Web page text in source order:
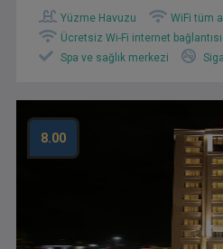
Yüzme Havuzu
WiFi tüm
Ücretsiz Wi-Fi internet bağlantısı
Spa ve sağlık merkezi
8.00